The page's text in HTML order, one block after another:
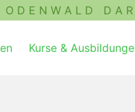
E N W A L D D A R
Kurse &